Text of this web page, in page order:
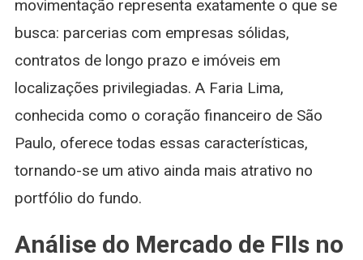
movimentação representa exatamente o que se
busca: parcerias com empresas sólidas,
contratos de longo prazo e imóveis em
localizações privilegiadas. A Faria Lima,
conhecida como o coração financeiro de São
Paulo, oferece todas essas características,
tornando-se um ativo ainda mais atrativo no
portfólio do fundo.
Análise do Mercado de FIIs no